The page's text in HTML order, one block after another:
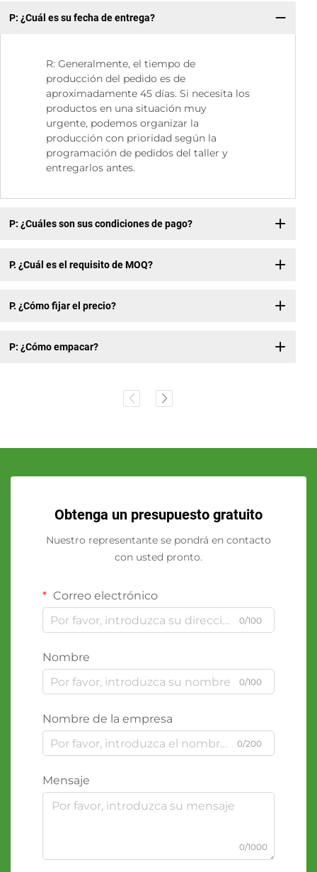
P: ¿Cuál es su fecha de entrega?
R: Generalmente, el tiempo de
producción del pedido es de
aproximadamente 45 días. Si necesita los
productos en una situación muy
urgente, podemos organizar la
producción con prioridad según la
programación de pedidos del taller y
entregarlos antes.
P: ¿Cuáles son sus condiciones de pago?
P. ¿Cuál es el requisito de MOQ?
P. ¿Cómo fijar el precio?
P: ¿Cómo empacar?
Obtenga un presupuesto gratuito
Nuestro representante se pondrá en contacto
con usted pronto.
Correo electrónico
0/100
Nombre
0/100
Nombre de la empresa
0/200
Mensaje
0/1000